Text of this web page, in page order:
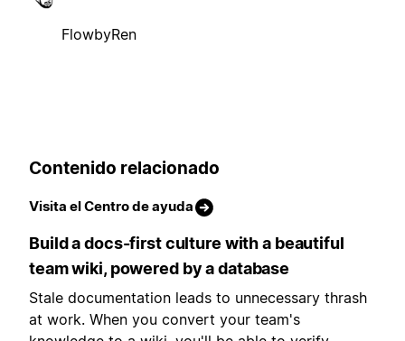
FlowbyRen
Contenido relacionado
Visita el Centro de ayuda
Build a docs-first culture with a beautiful
team wiki, powered by a database
Stale documentation leads to unnecessary thrash
at work. When you convert your team's